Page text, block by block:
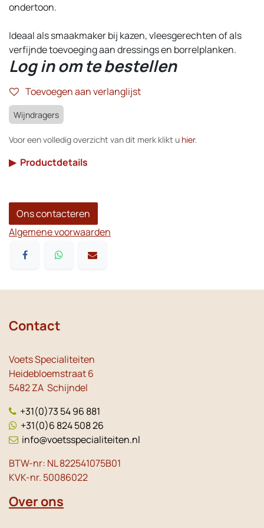
ondertoon.
Ideaal als smaakmaker bij kazen, vleesgerechten of als
verfijnde toevoeging aan dressings en borrelplanken.
Log in om te bestellen
Toevoegen aan verlanglijst
Wijndragers
Voor een volledig overzicht van dit merk klikt u hier.
▶ Productdetails
Ons contacteren
Algemene voorwaarden
Contact
Voets Specialiteiten
Heidebloemstraat 6
5482 ZA Schijndel
+31(0)73 54 96 881
+31(0)6 824 508 26
info@voetsspecialiteiten.nl
BTW-nr: NL 822541075B01
KVK-nr. 50086022
Over ons